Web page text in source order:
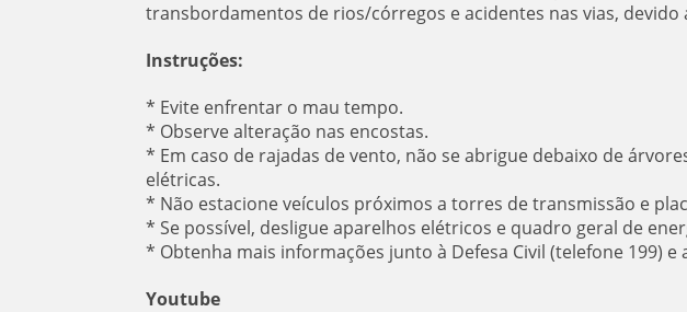
transbordamentos de rios/córregos e acidentes nas vias, devido
Instruções:
* Evite enfrentar o mau tempo.
* Observe alteração nas encostas.
* Em caso de rajadas de vento, não se abrigue debaixo de
elétricas.
* Não estacione veículos próximos a torres de transmissão e
* Se possível, desligue aparelhos elétricos e quadro geral de
* Obtenha mais informações junto à Defesa Civil (telefone 199)
Youtube